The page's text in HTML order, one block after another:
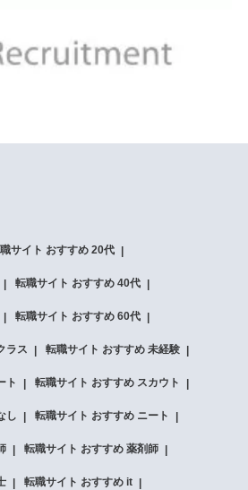
サイト おすすめ 20代
転職サイト おすすめ 40代
転職サイト おすすめ 60代
ラス 転職サイト おすすめ 未経験
ト 転職サイト おすすめ スカウト
し 転職サイト おすすめ ニート
転職サイト おすすめ 薬剤師
転職サイト おすすめ it